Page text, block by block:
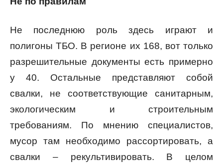
Не последнюю роль здесь играют и
полигоны ТБО. В регионе их 168, вот только
разрешительные документы есть примерно
у 40. Остальные представляют собой
свалки, не соответствующие санитарным,
экологическим и строительным
требованиям. По мнению специалистов,
мусор там необходимо рассортировать, а
свалки – рекультивировать. В целом